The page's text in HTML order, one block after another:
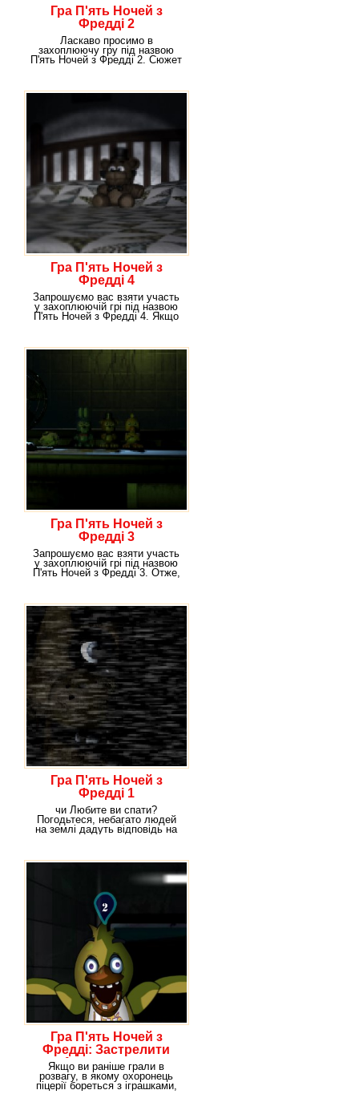
Гра П'ять Ночей з
Фредді 2
Ласкаво просимо в
захоплюючу гру під назвою
П'ять Ночей з Фредді 2. Сюжет
Гра П'ять Ночей з
Фредді 4
Запрошуємо вас взяти участь
у захоплюючій грі під назвою
П'ять Ночей з Фредді 4. Якщо
Гра П'ять Ночей з
Фредді 3
Запрошуємо вас взяти участь
у захоплюючій грі під назвою
П'ять Ночей з Фредді 3. Отже,
Гра П'ять Ночей з
Фредді 1
чи Любите ви спати?
Погодьтеся, небагато людей
на землі дадуть відповідь на
Гра П'ять Ночей з
Фредді: Застрелити
Аниматроник
Якщо ви раніше грали в
розвагу, в якому охоронець
піцерії бореться з іграшками,